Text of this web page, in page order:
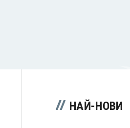
НАЙ-НОВИ